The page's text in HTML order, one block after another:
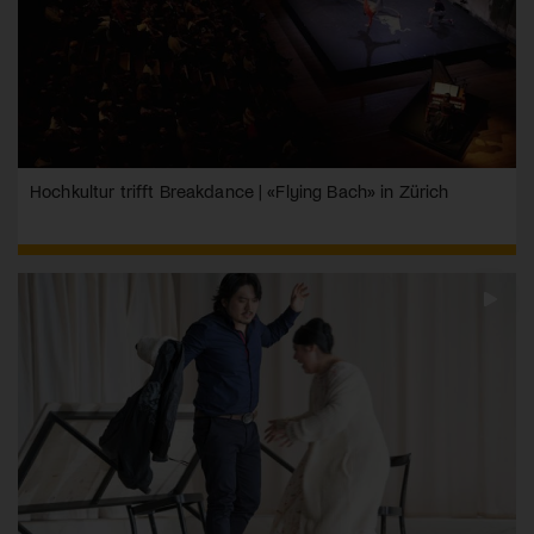
Hochkultur trifft Breakdance | «Flying Bach» in Zürich